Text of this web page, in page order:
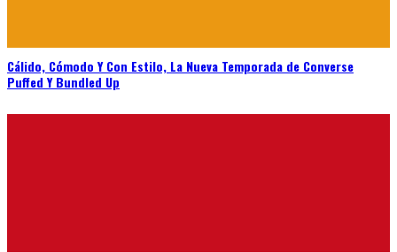
Cálido, Cómodo Y Con Estilo, La Nueva Temporada de Converse
Puffed Y Bundled Up